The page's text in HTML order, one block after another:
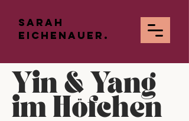
Sarah
Eichenauer.
Yin & Yang
im Höfchen